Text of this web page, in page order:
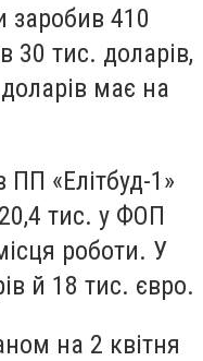
заробив 410
30 тис. доларів,
має на
ПП «Елітбуд-1»
тис. у ФОП
роботи. У
й 18 тис. євро.
на 2 квітня